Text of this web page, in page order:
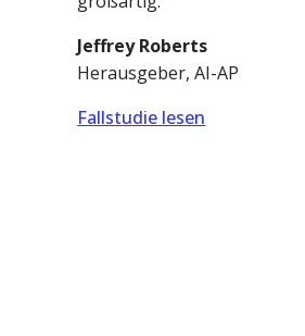
Jeffrey Roberts
Herausgeber, AI-AP
Fallstudie lesen